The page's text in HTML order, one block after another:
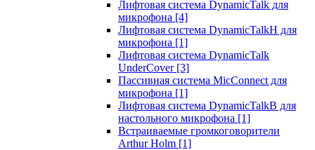
Лифтовая система DynamicTalk для
микрофона [4]
Лифтовая система DynamicTalkH для
микрофона [1]
Лифтовая система DynamicTalk
UnderCover [3]
Пассивная система MicConnect для
микрофона [1]
Лифтовая система DynamicTalkB для
настольного микрофона [1]
Встраиваемые громкоговорители
Arthur Holm [1]